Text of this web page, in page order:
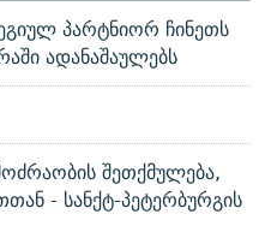
პარტნიორ ჩინეთს
ადანაშაულებს
შეთქმულება,
- სანქტ-პეტერბურგის